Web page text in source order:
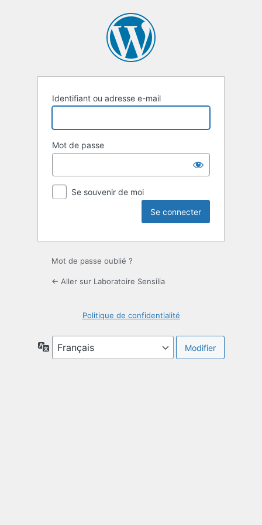
Identifiant ou adresse e-mail
Mot de passe
Se souvenir de moi
Mot de passe oublié ?
← Aller sur Laboratoire Sensilia
Politique de confidentialité
Langue